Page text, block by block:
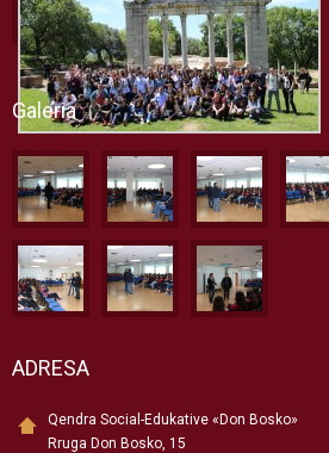
Galeria
ADRESA
Qendra Social-Edukative «Don Bosko»
Rruga Don Bosko, 15